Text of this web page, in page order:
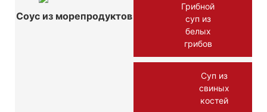
Соус из морепродуктов
Грибной
суп из
белых
грибов
Суп из
свиных
костей